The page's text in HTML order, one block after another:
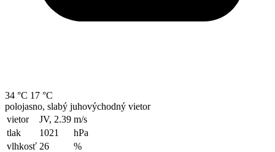
34 °C 17 °C
polojasno, slabý juhovýchodný vietor
vietor
JV, 2.39 m/s
tlak
1021
hPa
vlhkosť 26
%